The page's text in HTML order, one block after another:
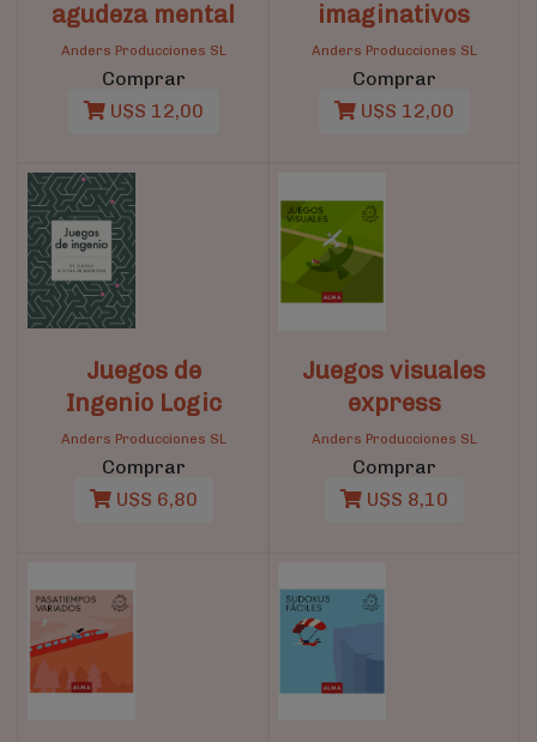
agudeza mental
Anders Producciones SL
Comprar
U$S 12,00
imaginativos
Anders Producciones SL
Comprar
U$S 12,00
Juegos de
Ingenio Logic
Anders Producciones SL
Comprar
U$S 6,80
Juegos visuales
express
Anders Producciones SL
Comprar
U$S 8,10